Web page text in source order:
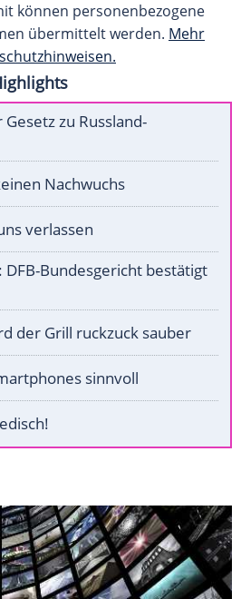
können personenbezogene
übermittelt werden. Mehr
zu Russland-
Nachwuchs
verlassen
DFB-Bundesgericht bestätigt
der Grill ruckzuck sauber
sinnvoll